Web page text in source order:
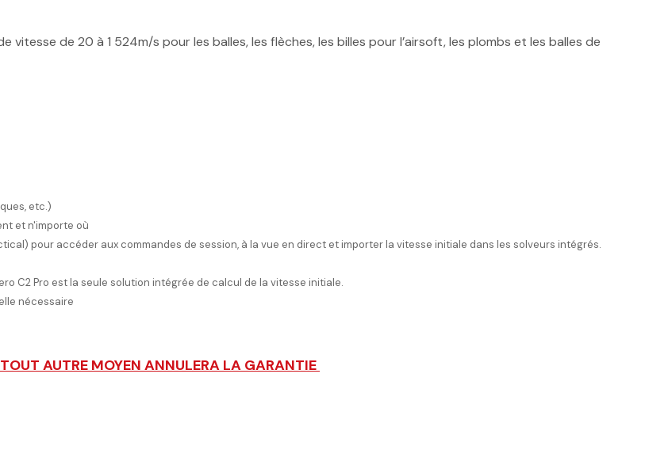
de 20 à 1 524m/s pour les balles, les flèches, les billes pour l’airsoft, les plombs et les balles de
etc.)
et n'importe où
pour accéder aux commandes de session, à la vue en direct et importer la vitesse initiale dans les solveurs intégrés.
C2 Pro est la seule solution intégrée de calcul de la vitesse initiale.
nécessaire
AUTRE MOYEN ANNULERA LA GARANTIE